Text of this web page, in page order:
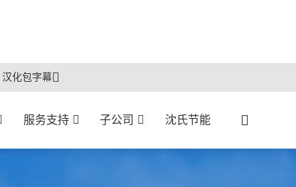
汉化包字幕
服务支持 子公司 沈氏节能